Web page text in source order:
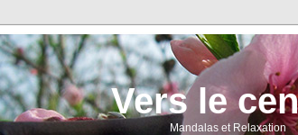
Vers le
Mandalas et Relaxation